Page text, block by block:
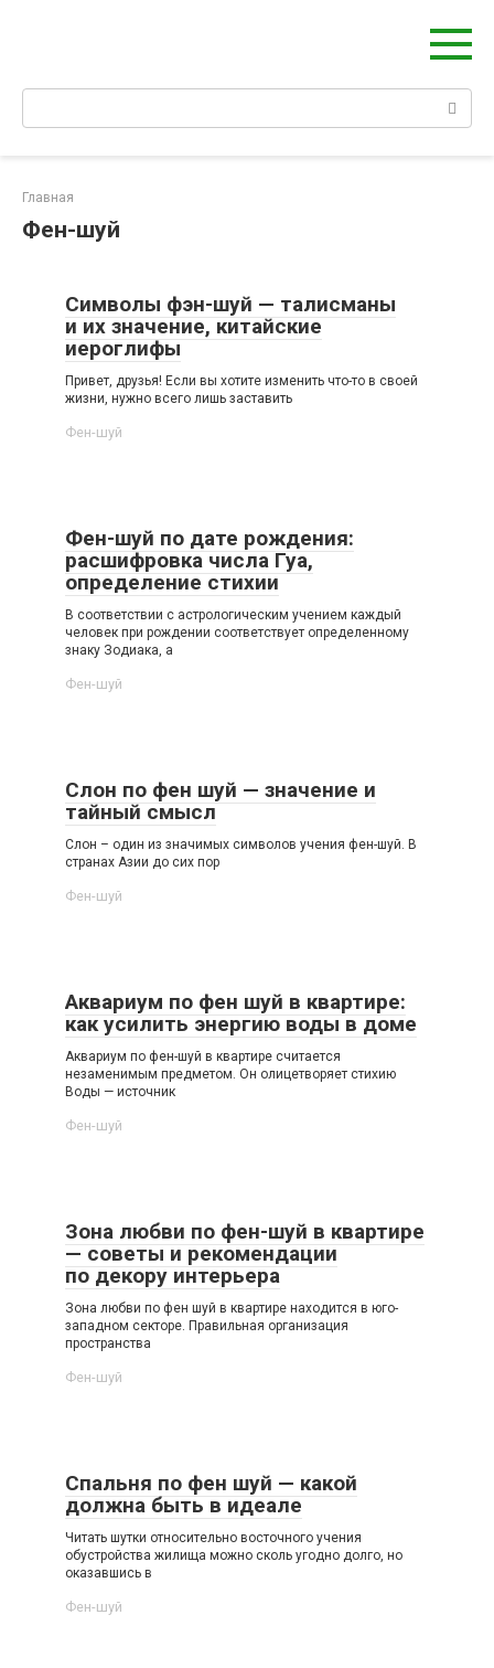
Главная
Фен-шуй
Символы фэн-шуй — талисманы
и их значение, китайские
иероглифы
Привет, друзья! Если вы хотите изменить что-то в своей
жизни, нужно всего лишь заставить
Фен-шуй
Фен-шуй по дате рождения:
расшифровка числа Гуа,
определение стихии
В соответствии с астрологическим учением каждый
человек при рождении соответствует определенному
знаку Зодиака, а
Фен-шуй
Слон по фен шуй — значение и
тайный смысл
Слон – один из значимых символов учения фен-шуй. В
странах Азии до сих пор
Фен-шуй
Аквариум по фен шуй в квартире:
как усилить энергию воды в доме
Аквариум по фен-шуй в квартире считается
незаменимым предметом. Он олицетворяет стихию
Воды — источник
Фен-шуй
Зона любви по фен-шуй в квартире
— советы и рекомендации
по декору интерьера
Зона любви по фен шуй в квартире находится в юго-
западном секторе. Правильная организация
пространства
Фен-шуй
Спальня по фен шуй — какой
должна быть в идеале
Читать шутки относительно восточного учения
обустройства жилища можно сколь угодно долго, но
оказавшись в
Фен-шуй